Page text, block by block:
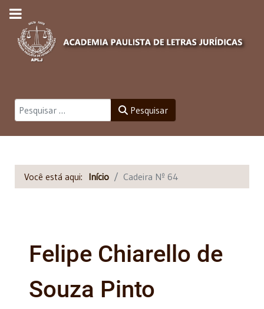
Pesquisar Pesquisar
Você está aqui: Início Cadeira Nº 64
Felipe Chiarello de
Souza Pinto